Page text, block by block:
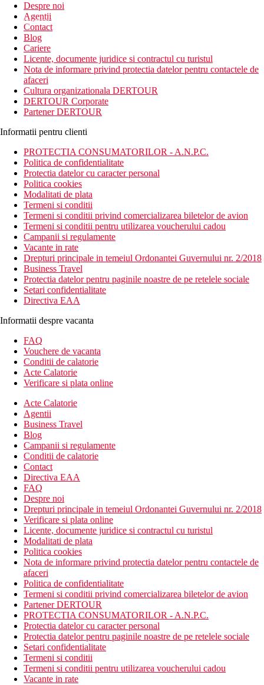
newsletter!
Despre noi
Agentii
Contact
Blog
Cariere
Licente, documente juridice si contractul cu turistul
Nota de informare privind protectia datelor pentru contactele de
afaceri
Cultura organizationala DERTOUR
DERTOUR Corporate
Partener DERTOUR
Informatii pentru clienti
PROTECTIA CONSUMATORILOR - A.N.P.C.
Politica de confidentialitate
Protectia datelor cu caracter personal
Politica cookies
Modalitati de plata
Termeni si conditii
Termeni si conditii privind comercializarea biletelor de avion
Termeni si conditii pentru utilizarea voucherului cadou
Campanii si regulamente
Vacante in rate
Drepturi principale in temeiul Ordonantei Guvernului nr. 2/2018
Business Travel
Protectia datelor pentru paginile noastre de pe retelele sociale
Setari confidentialitate
Directiva EAA
Informatii despre vacanta
FAQ
Vouchere de vacanta
Conditii de calatorie
Acte Calatorie
Verificare si plata online
Acte Calatorie
Agentii
Business Travel
Blog
Campanii si regulamente
Conditii de calatorie
Contact
Directiva EAA
FAQ
Despre noi
Drepturi principale in temeiul Ordonantei Guvernului nr. 2/2018
Verificare si plata online
Licente, documente juridice si contractul cu turistul
Modalitati de plata
Politica cookies
Nota de informare privind protectia datelor pentru contactele de
afaceri
Politica de confidentialitate
Termeni si conditii privind comercializarea biletelor de avion
Partener DERTOUR
PROTECTIA CONSUMATORILOR - A.N.P.C.
Protectia datelor cu caracter personal
Protectia datelor pentru paginile noastre de pe retelele sociale
Setari confidentialitate
Termeni si conditii
Termeni si conditii pentru utilizarea voucherului cadou
Vacante in rate